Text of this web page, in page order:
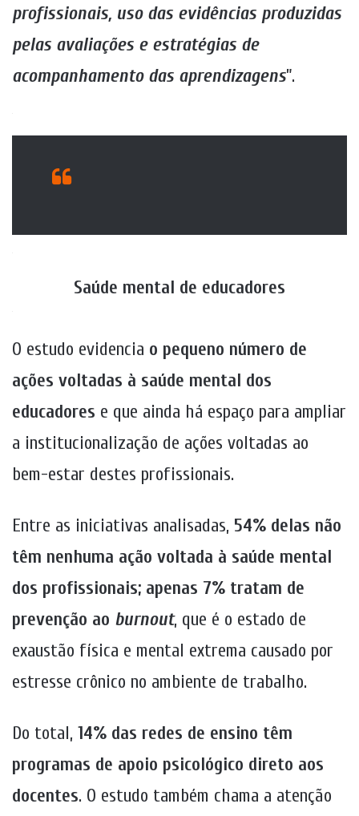
profissionais, uso das evidências produzidas
pelas avaliações e estratégias de
acompanhamento das aprendizagens”.
Saúde mental de educadores
O estudo evidencia o pequeno número de
ações voltadas à saúde mental dos
educadores e que ainda há espaço para ampliar
a institucionalização de ações voltadas ao
bem-estar destes profissionais.
Entre as iniciativas analisadas, 54% delas não
têm nenhuma ação voltada à saúde mental
dos profissionais; apenas 7% tratam de
prevenção ao burnout, que é o estado de
exaustão física e mental extrema causado por
estresse crônico no ambiente de trabalho.
Do total, 14% das redes de ensino têm
programas de apoio psicológico direto aos
docentes. O estudo também chama a atenção